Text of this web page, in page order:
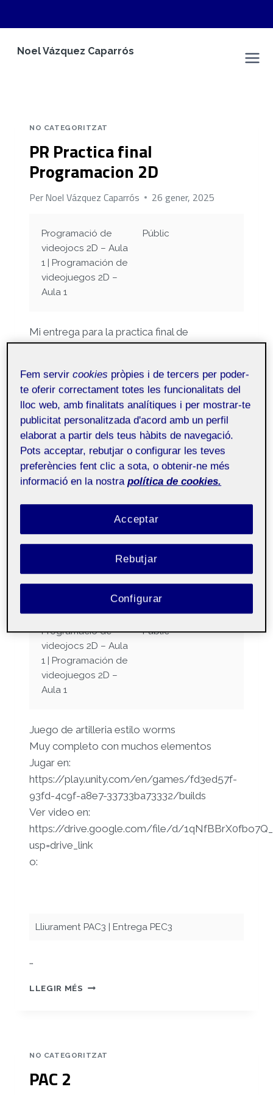
Noel Vázquez Caparrós
NO CATEGORITZAT
PR Practica final
Programacion 2D
PerNoel Vázquez Caparrós 26 gener, 2025
Programació de
videojocs 2D – Aula
1 | Programación de
videojuegos 2D –
Aula 1
Públic
Mi entrega para la practica final de
fantasmas
si hay mas entradas como esta, es porque el
campus me daba error y no me aparecia
publicado,…
LLEGIR MÉS PR
PRACTICA
FINAL
2D
NoelVazquezPAC3
Videojocs2D
Noel Vázquez Caparrós 22 desembre, 2024
Programació de
videojocs 2D – Aula
1 | Programación de
videojuegos 2D –
Aula 1
Públic
Juego de artilleria estilo worms
Muy completo con muchos elementos
Jugar en:
https://play.unity.com/en/games/fd3ed57f-
93fd-4c9f-a8e7-33733ba73332/builds
Ver video en:
https://drive.google.com/file/d/
usp=drive_link
o:
Lliurament PAC3 | Entrega PEC3
…
LLEGIR MÉS NOELVAZQUEZPAC3
NO CATEGORITZAT
PAC 2
Fem servircookies pròpies i de tercers per poder-
te oferir correctament totes les funcionalitats del
lloc web, amb finalitats analítiques i per mostrar-te
publicitat personalitzada d'acord amb un perfil
elaborat a partir dels teus hàbits de navegació.
Pots acceptar, rebutjar o configurar les teves
preferències fent clic a sota, o obtenir-ne més
informació en la nostra política de cookies.
Rebutjar
Acceptar
Configurar